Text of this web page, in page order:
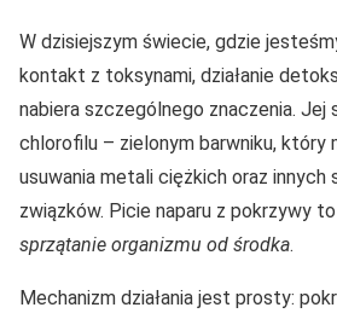
W dzisiejszym świecie, gdzie
kontakt z toksynami, działanie
nabiera szczególnego znaczenia.
chlorofilu – zielonym barwniku, który
usuwania metali ciężkich oraz innych
związków. Picie naparu z pokrzywy
sprzątanie organizmu od środka.
Mechanizm działania jest prosty: